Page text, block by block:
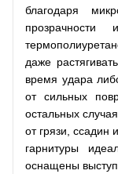
благодаря
прозрачности
даже
время удара
от сильных
остальных
от грязи, ссадин
гарнитуры
оснащены